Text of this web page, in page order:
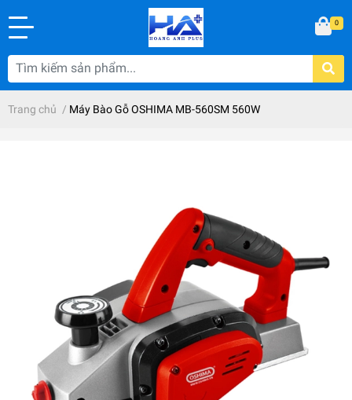
0
Trang chủ / Máy Bào Gỗ OSHIMA MB-560SM 560W